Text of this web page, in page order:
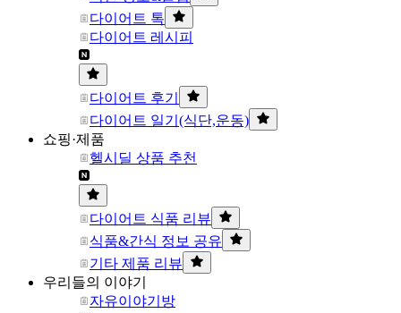
다이어트 톡
다이어트 레시피
다이어트 후기
다이어트 일기(식단,운동)
쇼핑·제품
헬시딜 상품 추천
다이어트 식품 리뷰
식품&간식 정보 공유
기타 제품 리뷰
우리들의 이야기
자유이야기방